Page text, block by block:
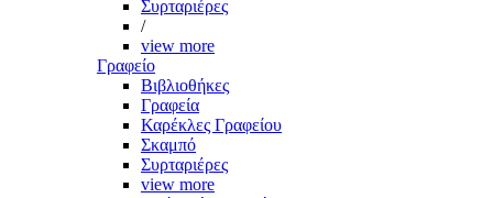
Συρταριέρες
/
view more
Γραφείο
Βιβλιοθήκες
Γραφεία
Καρέκλες Γραφείου
Σκαμπό
Συρταριέρες
view more